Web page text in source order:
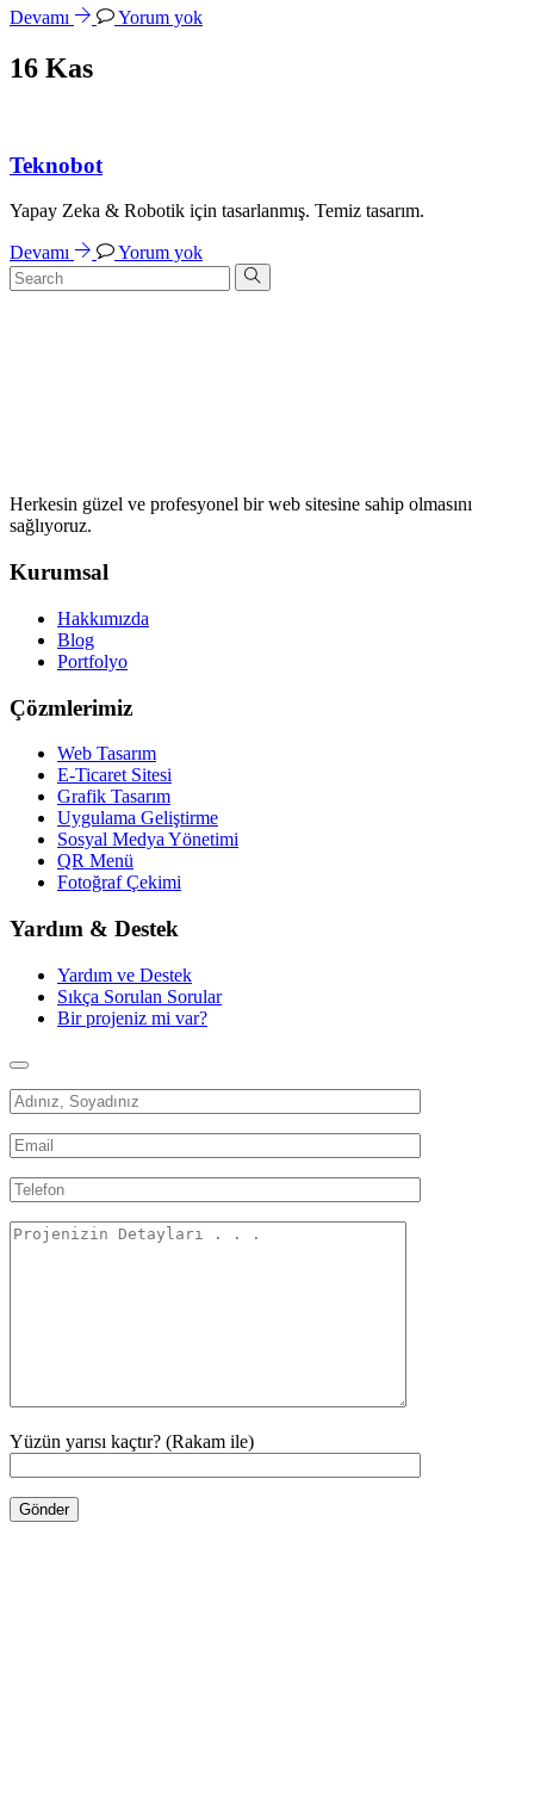
Devamı Yorum yok
16 Kas
Teknobot
Yapay Zeka & Robotik için tasarlanmış. Temiz tasarım.
Devamı Yorum yok
Herkesin güzel ve profesyonel bir web sitesine sahip olmasını
sağlıyoruz.
Kurumsal
Hakkımızda
Blog
Portfolyo
Çözmlerimiz
Web Tasarım
E-Ticaret Sitesi
Grafik Tasarım
Uygulama Geliştirme
Sosyal Medya Yönetimi
QR Menü
Fotoğraf Çekimi
Yardım & Destek
Yardım ve Destek
Sıkça Sorulan Sorular
Bir projeniz mi var?
Yüzün yarısı kaçtır? (Rakam ile)